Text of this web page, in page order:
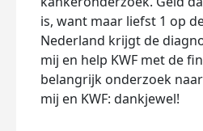
is, want maar liefst 1 op
Nederland krijgt de
mij en help KWF met de
belangrijk onderzoek
mij en KWF: dankjewel!